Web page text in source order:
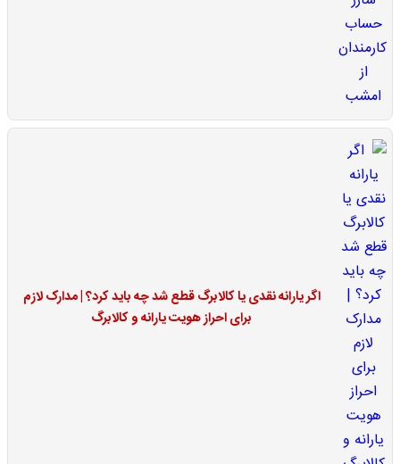
اگر یارانه نقدی یا کالابرگ قطع شد چه باید کرد؟ | مدارک لازم
برای احراز هویت یارانه و کالابرگ